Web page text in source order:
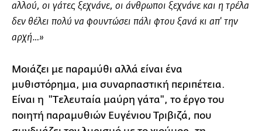
αλλού, οι γάτες ξεχνάνε, οι άνθρωποι ξεχνάνε και η τρέλα
δεν θέλει πολύ να φουντώσει πάλι φτου ξανά κι απ' την
αρχή…»
Μοιάζει με παραμύθι αλλά είναι ένα
μυθιστόρημα, μια συναρπαστική περιπέτεια.
Είναι η "Tελευταία μαύρη γάτα", το έργο του
ποιητή παραμυθιών Ευγένιου Τριβιζά, που